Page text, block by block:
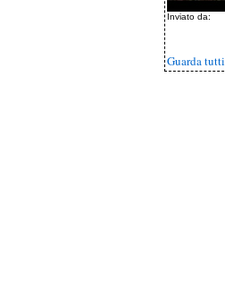
Inviato da:
Guarda tutti